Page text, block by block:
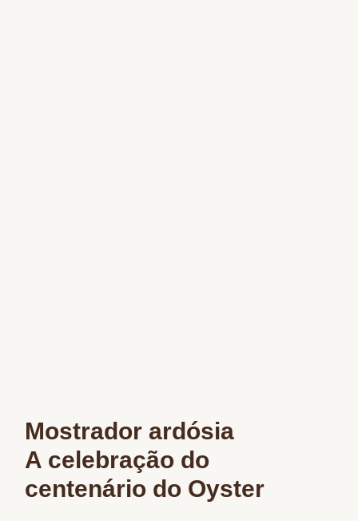
Mostrador ardósia
A celebração do
centenário do Oyster